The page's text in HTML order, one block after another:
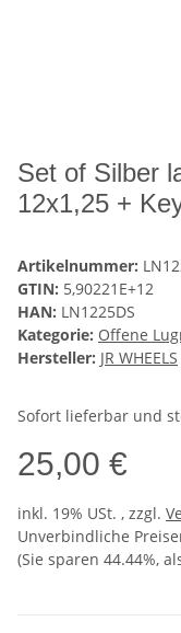
Set of Silber
12x1,25 +
Artikelnummer:
GTIN: 5,90221E+12
HAN: LN1225DS
Kategorie: Offene
Hersteller: JR WHEELS
Sofort lieferbar und
25,00 €
inkl. 19% USt. , zzgl.
Unverbindliche
(Sie sparen 44.44%,